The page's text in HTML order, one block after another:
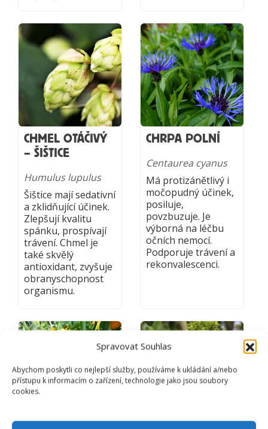
Spravovat Souhlas
Abychom poskytli co nejlepší služby, používáme k ukládání a/nebo
přístupu k informacím o zařízení, technologie jako jsou soubory
cookies.
CHMEL OTÁČIVÝ
– ŠIŠTICE
Humulus lupulus
Šištice mají sedativní
a zklidňující účinek.
Zlepšují kvalitu
spánku, prospívají
trávení. Chmel je
také skvělý
antioxidant, zvyšuje
obranyschopnost
organismu.
CHRPA POLNÍ
Centaurea cyanus
Má protizánětlivý i
močopudný účinek,
posiluje,
povzbuzuje. Je
výborná na léčbu
očních nemocí.
Podporuje trávení a
rekonvalescenci.